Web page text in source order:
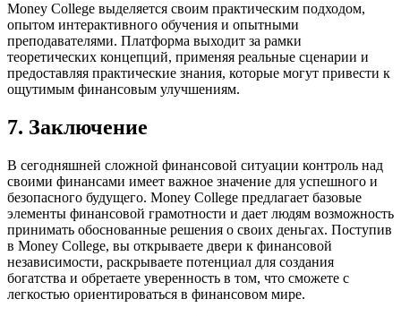
Money College выделяется своим практическим подходом,
опытом интерактивного обучения и опытными
преподавателями. Платформа выходит за рамки
теоретических концепций, применяя реальные сценарии и
предоставляя практические знания, которые могут привести к
ощутимым финансовым улучшениям.
7. Заключение
В сегодняшней сложной финансовой ситуации контроль над
своими финансами имеет важное значение для успешного и
безопасного будущего. Money College предлагает базовые
элементы финансовой грамотности и дает людям возможность
принимать обоснованные решения о своих деньгах. Поступив
в Money College, вы открываете двери к финансовой
независимости, раскрываете потенциал для создания
богатства и обретаете уверенность в том, что сможете с
легкостью ориентироваться в финансовом мире.